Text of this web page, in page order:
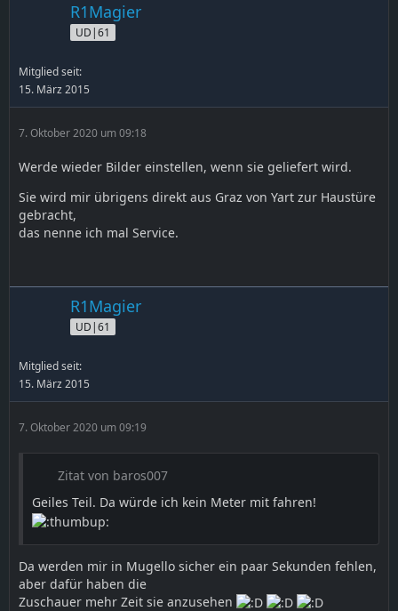
R1Magier
UD|61
Mitglied seit:
15. März 2015
7. Oktober 2020 um 09:18
Werde wieder Bilder einstellen, wenn sie geliefert wird.
Sie wird mir übrigens direkt aus Graz von Yart zur Haustüre
gebracht,
das nenne ich mal Service.
R1Magier
UD|61
Mitglied seit:
15. März 2015
7. Oktober 2020 um 09:19
Zitat von baros007
Geiles Teil. Da würde ich kein Meter mit fahren!
Da werden mir in Mugello sicher ein paar Sekunden fehlen,
aber dafür haben die
Zuschauer mehr Zeit sie anzusehen